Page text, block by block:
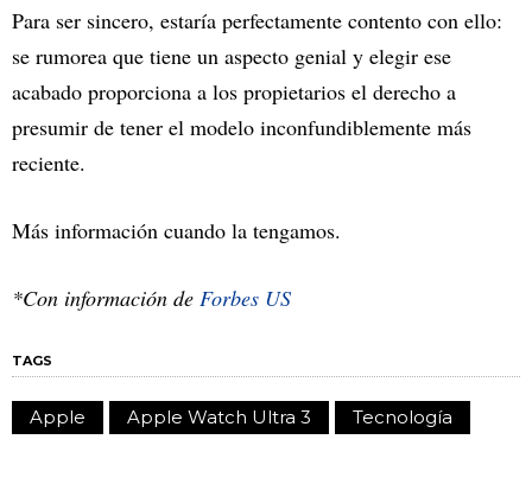
Para ser sincero, estaría perfectamente contento con ello:
se rumorea que tiene un aspecto genial y elegir ese
acabado proporciona a los propietarios el derecho a
presumir de tener el modelo inconfundiblemente más
reciente.
Más información cuando la tengamos.
*Con información de Forbes US
TAGS
Apple Apple Watch Ultra 3 Tecnología